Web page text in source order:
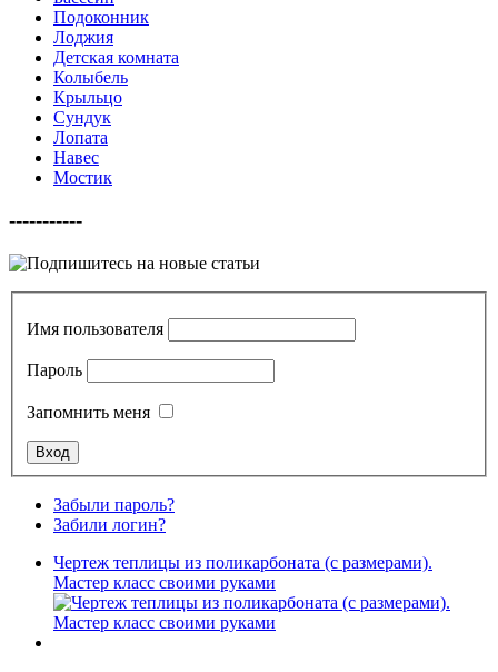
Подоконник
Лоджия
Детская комната
Колыбель
Крыльцо
Сундук
Лопата
Навес
Мостик
-----------
Имя пользователя
Пароль
Запомнить меня
Забыли пароль?
Забили логин?
Чертеж теплицы из поликарбоната (с размерами).
Мастер класс своими руками